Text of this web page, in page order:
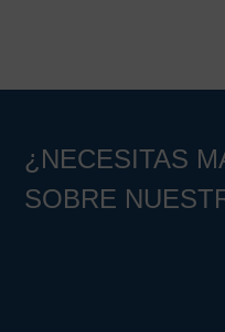
¿NECESITAS
SOBRE